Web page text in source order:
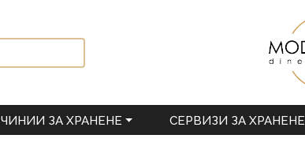
ЧИНИИ ЗА ХРАНЕНЕ СЕРВИЗИ ЗА ХРАНЕНЕ